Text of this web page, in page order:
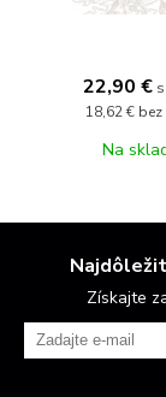
22,90 €
18,62 € bez
Na
Získajte